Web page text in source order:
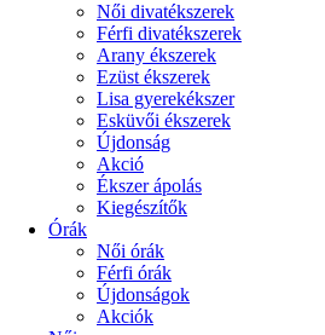
Női divatékszerek
Férfi divatékszerek
Arany ékszerek
Ezüst ékszerek
Lisa gyerekékszer
Esküvői ékszerek
Újdonság
Akció
Ékszer ápolás
Kiegészítők
Órák
Női órák
Férfi órák
Újdonságok
Akciók